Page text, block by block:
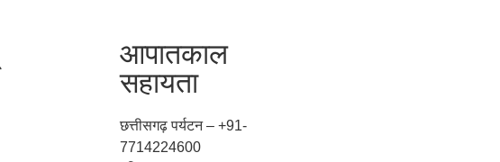
आपातकाल
सहायता
छत्तीसगढ़ पर्यटन – +91-
7714224600